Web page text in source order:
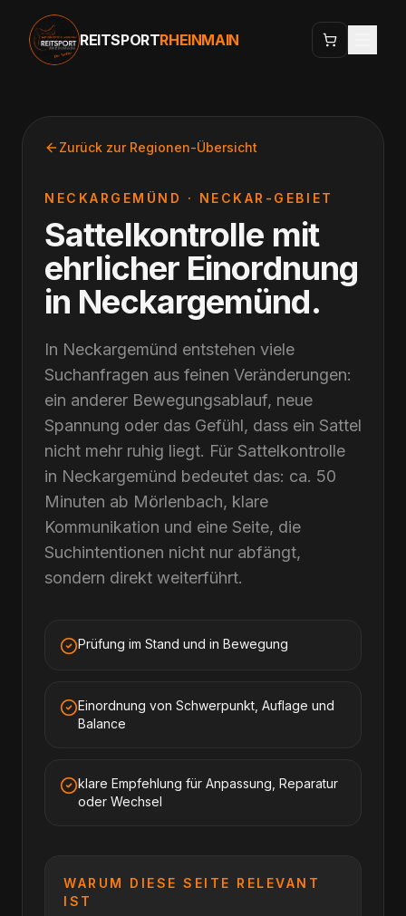
REITSPORTRHEINMAIN
Zurück zur Regionen-Übersicht
NECKARGEMÜND · NECKAR-GEBIET
Sattelkontrolle mit
ehrlicher Einordnung
in Neckargemünd.
In Neckargemünd entstehen viele
Suchanfragen aus feinen Veränderungen:
ein anderer Bewegungsablauf, neue
Spannung oder das Gefühl, dass ein Sattel
nicht mehr ruhig liegt. Für Sattelkontrolle
in Neckargemünd bedeutet das: ca. 50
Minuten ab Mörlenbach, klare
Kommunikation und eine Seite, die
Suchintentionen nicht nur abfängt,
sondern direkt weiterführt.
Prüfung im Stand und in Bewegung
Einordnung von Schwerpunkt, Auflage und
Balance
klare Empfehlung für Anpassung, Reparatur
oder Wechsel
WARUM DIESE SEITE RELEVANT
IST